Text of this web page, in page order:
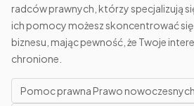
radców prawnych, którzy specjalizują
ich pomocy możesz skoncentrować
biznesu, mając pewność, że Twoje
chronione.
Pomoc prawna Prawo